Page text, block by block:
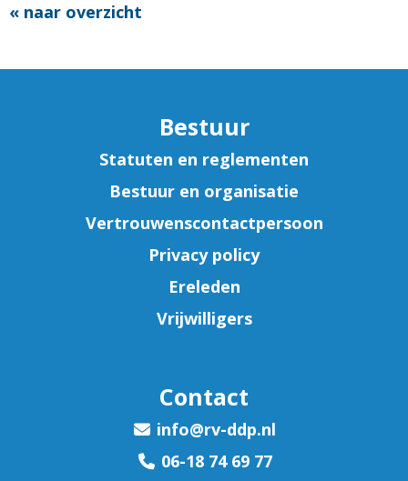
« naar overzicht
Bestuur
Statuten en reglementen
Bestuur en organisatie
Vertrouwenscontactpersoon
Privacy policy
Ereleden
Vrijwilligers
Contact
ofni@rv-ddp.nl
06-18 74 69 77